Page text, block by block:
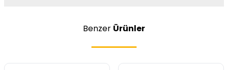
Benzer Ürünler